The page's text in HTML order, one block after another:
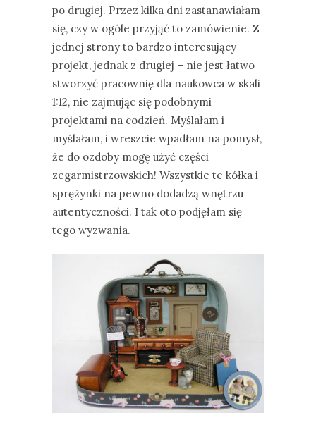
po drugiej. Przez kilka dni zastanawiałam
się, czy w ogóle przyjąć to zamówienie. Z
jednej strony to bardzo interesujący
projekt, jednak z drugiej – nie jest łatwo
stworzyć pracownię dla naukowca w skali
1:12, nie zajmując się podobnymi
projektami na codzień. Myślałam i
myślałam, i wreszcie wpadłam na pomysł,
że do ozdoby mogę użyć części
zegarmistrzowskich! Wszystkie te kółka i
sprężynki na pewno dodadzą wnętrzu
autentyczności. I tak oto podjęłam się
tego wyzwania.